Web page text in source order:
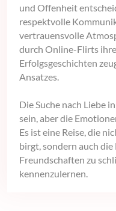
und Offenheit
respektvolle
vertrauensvolle
durch Online-Flirts
Erfolgsgeschichten
Ansatzes.
Die Suche nach Liebe
sein, aber die
Es ist eine Reise, die
birgt, sondern auch
Freundschaften zu
kennenzulernen.